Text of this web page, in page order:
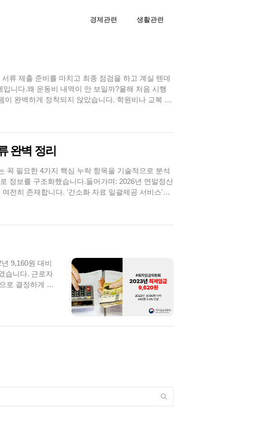
경제관련 생활관련
류 제출 준비를 마치고 최종 점검을 하고 계실 텐데
니다.왜 운동비 내역이 안 보일까?올해 처음 시행
완벽하게 정착되지 않았습니다. 학원비나 교복 구
해야 할 사항입니다.1. 적격 증빙 확..
완벽 정리
꼭 필요한 4가지 핵심 누락 항목을 기술적으로 분석
정보를 구조화했습니다.들어가며: 2026년 연말정산
전히 존재합니다. '간소화 자료 일괄제공 서비스'를
, 휠체어 등 장애인 보장구구입처의 자료..
9,160원 대비
습니다. 근로자
로 결정하게 되
원으로 올해